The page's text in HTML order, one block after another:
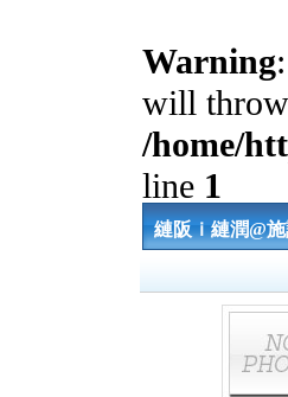
Warning
will
/home/
line 1
縺阪ｉ縺潤@